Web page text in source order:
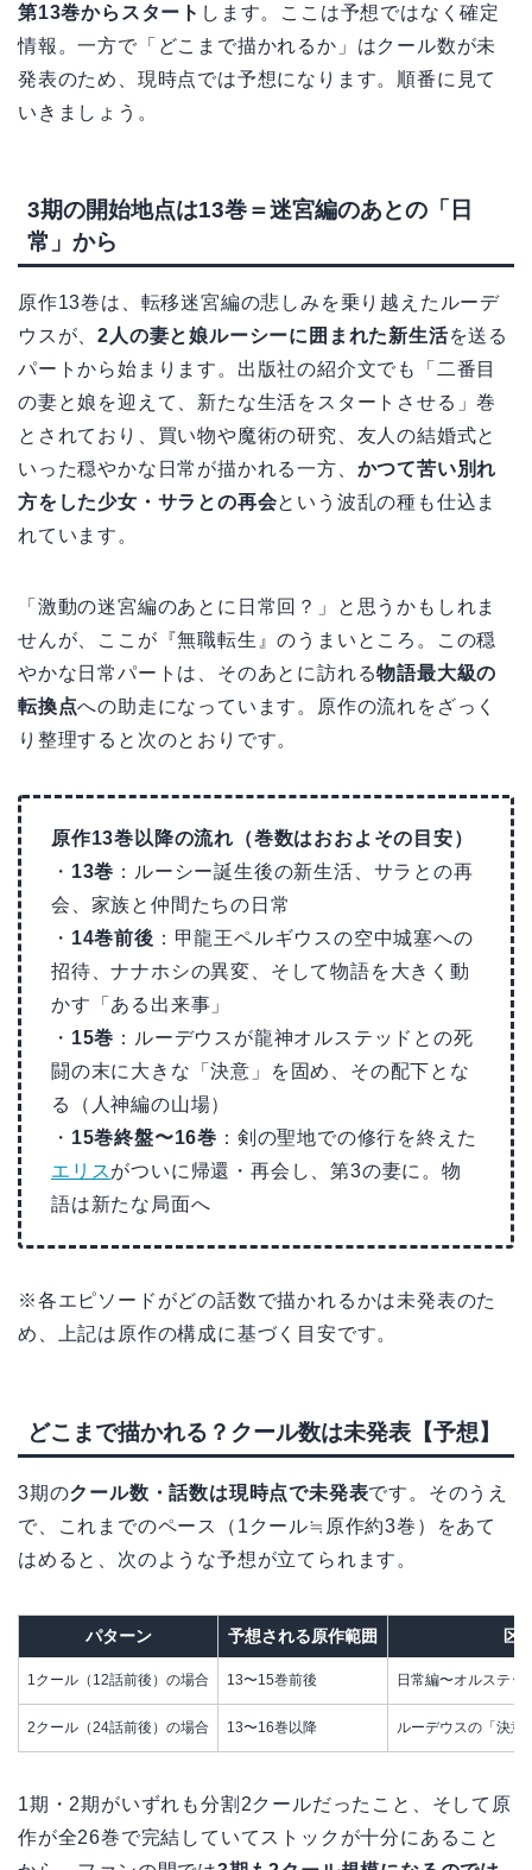
第13巻からスタート します。ここは予想ではなく確定
情報。一方で「どこまで描かれるか」はクール数が未
発表のため、現時点では予想になります。順番に見て
いきましょう。
3期の開始地点は13巻＝迷宮編のあとの「日
常」から
原作13巻は、転移迷宮編の悲しみを乗り越えたルーデ
ウスが、2人の妻と娘ルーシーに囲まれた新生活を送る
パートから始まります。出版社の紹介文でも「二番目
の妻と娘を迎えて、新たな生活をスタートさせる」巻
とされており、買い物や魔術の研究、友人の結婚式と
いった穏やかな日常が描かれる一方、 かつて苦い別れ
方をした少女・サラとの再会という波乱の種も仕込ま
れています。
「激動の迷宮編のあとに日常回？」と思うかもしれま
せんが、ここが『無職転生』のうまいところ。この穏
やかな日常パートは、そのあとに訪れる物語最大級の
転換点への助走になっています。原作の流れをざっく
り整理すると次のとおりです。
原作13巻以降の流れ（巻数はおおよその目安）
・ 13巻 ：ルーシー誕生後の新生活、サラとの再
会、家族と仲間たちの日常
・ 14巻前後 ：甲龍王ペルギウスの空中城塞への
招待、ナナホシの異変、そして物語を大きく動
かす「ある出来事」
・ 15巻 ：ルーデウスが龍神オルステッドとの死
闘の末に大きな「決意」を固め、その配下とな
る（人神編の山場）
・ 15巻終盤〜16巻 ：剣の聖地での修行を終えた
エリスがついに帰還・再会し、第3の妻に。物
語は新たな局面へ
※各エピソードがどの話数で描かれるかは未発表のた
め、上記は原作の構成に基づく目安です。
どこまで描かれる？クール数は未発表【予想】
3期のクール数・話数は現時点で未発表です。そのうえ
で、これまでのペース（1クール≒原作約3巻）をあて
はめると、次のような予想が立てられます。
パターン 予想される原作範囲 区
1クール（12話前後）の場合 13〜15巻前後 日常編〜オルステッ
2クール（24話前後）の場合 13〜16巻以降 ルーデウスの「決意
1期・2期がいずれも分割2クールだったこと、そして原
作が全26巻で完結していてストックが十分にあること